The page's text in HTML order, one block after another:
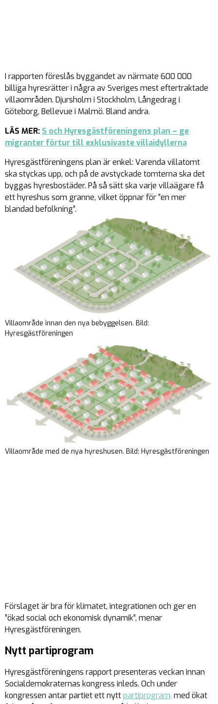
I rapporten föreslås byggandet av närmate 600 000
billiga hyresrätter i några av Sveriges mest eftertraktade
villaområden. Djursholm i Stockholm, Långedrag i
Göteborg, Bellevue i Malmö. Bland andra.
LÄS MER: S och Hyresgästföreningens plan – ge
migranter förtur till exklusivaste villaidyllerna
Hyresgästföreningens plan är enkel: Varenda villatomt
ska styckas upp, och på de avstyckade tomterna ska det
byggas hyresbostäder. På så sätt ska varje villaägare få
ett hyreshus som granne, vilket öppnar för ”en mer
blandad befolkning”.
Villaområde innan den nya bebyggelsen. Bild:
Hyresgästföreningen
Villaområde med de nya hyreshusen. Bild: Hyresgästföreningen
Förslaget är bra för klimatet, integrationen och ger en
”ökad social och ekonomisk dynamik”, menar
Hyresgästföreningen.
Nytt partiprogram
Hyresgästföreningens rapport presenteras veckan innan
Socialdemokraternas kongress inleds. Och under
kongressen antar partiet ett nyttpartiprogram, med ökat